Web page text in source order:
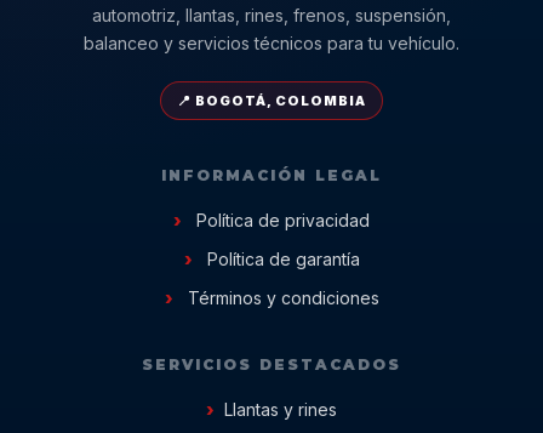
automotriz, llantas, rines, frenos, suspensión,
balanceo y servicios técnicos para tu vehículo.
📍 BOGOTÁ, COLOMBIA
INFORMACIÓN LEGAL
Política de privacidad
Política de garantía
Términos y condiciones
SERVICIOS DESTACADOS
Llantas y rines